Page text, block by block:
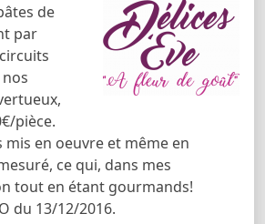
de
par
pièce.
en oeuvre et même en
ce qui, dans mes
tout en étant gourmands!
du 13/12/2016.